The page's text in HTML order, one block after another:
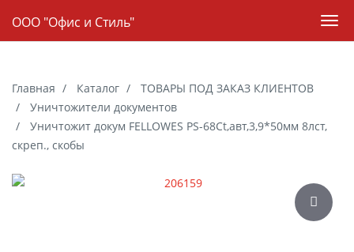
Навигация
ООО "Офис и Стиль"
Главная Каталог
ТОВАРЫ ПОД ЗАКАЗ КЛИЕНТОВ
Уничтожители документов
Уничтожит докум FELLOWES РS-68Ct,авт,3,9*50мм 8лст,
скреп., скобы
Галерея